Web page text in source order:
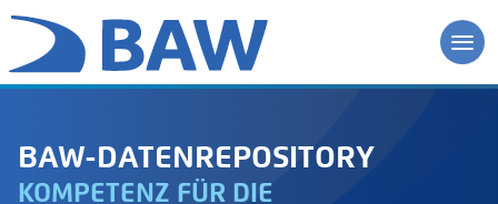
BAW-DATENREPOSITORY
KOMPETENZ FÜR DIE